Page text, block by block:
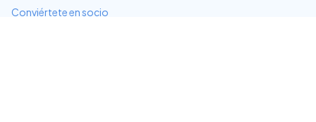
Conviértete en socio